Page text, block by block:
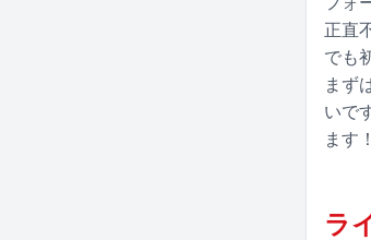
正直
でも
まず
いで
ます！
ラ